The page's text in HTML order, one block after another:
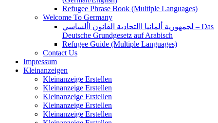
Refugee Phrase Book (Multiple Languages)
Welcome To Germany
لجمهورية ألمانيا االتحادية القانون األساسي – Das
Deutsche Grundgesetz auf Arabisch
Refugee Guide (Multiple Languages)
Contact Us
Impressum
Kleinanzeigen
Kleinanzeige Erstellen
Kleinanzeige Erstellen
Kleinanzeige Erstellen
Kleinanzeige Erstellen
Kleinanzeige Erstellen